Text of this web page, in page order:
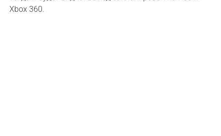
Xbox 360.